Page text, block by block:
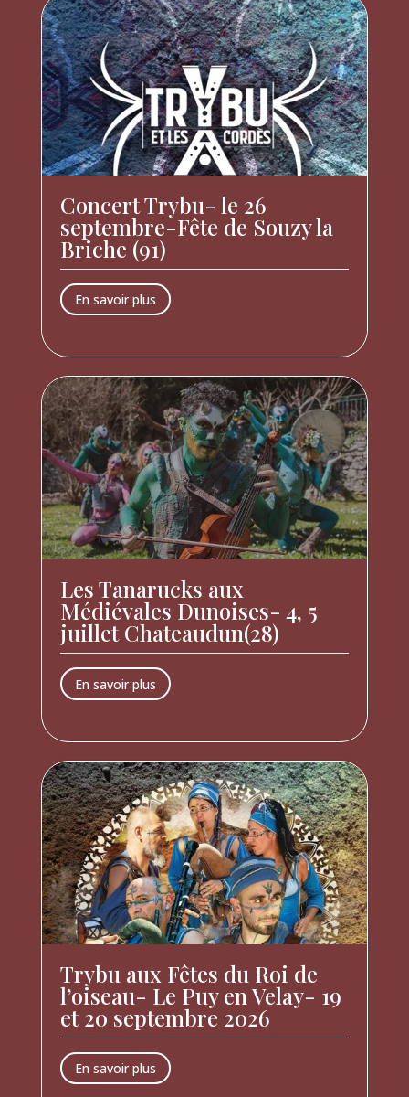
Concert Trybu- le 26
septembre-Fête de Souzy la
Briche (91)
En savoir plus
Les Tanarucks aux
Médiévales Dunoises- 4, 5
juillet Chateaudun(28)
En savoir plus
Trybu aux Fêtes du Roi de
l’oiseau- Le Puy en Velay- 19
et 20 septembre 2026
En savoir plus